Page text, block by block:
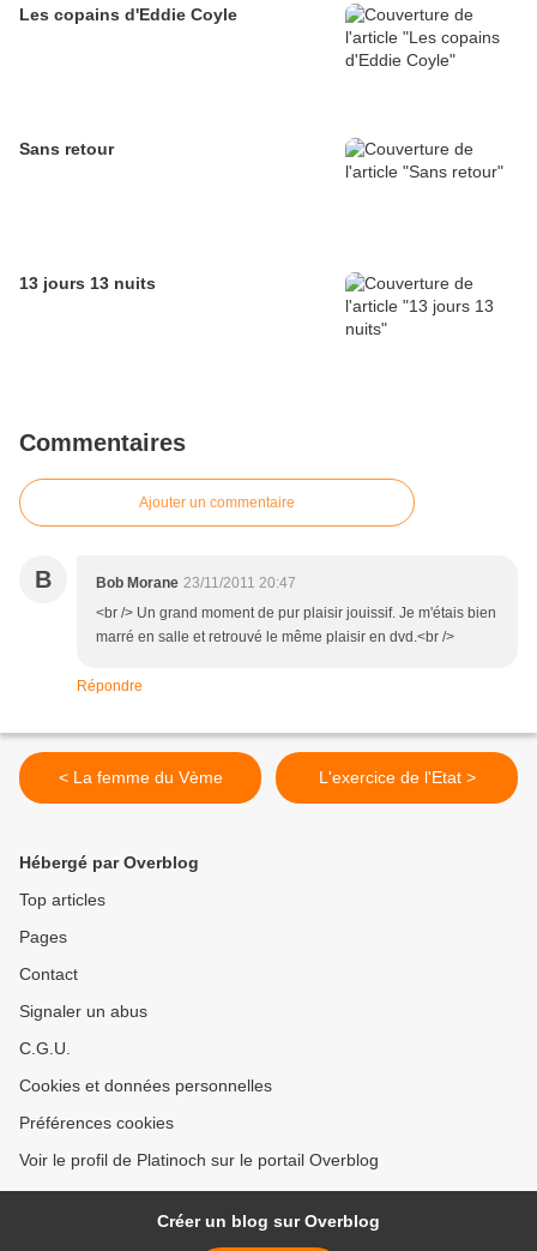
Les copains d'Eddie Coyle
Sans retour
13 jours 13 nuits
Commentaires
Ajouter un commentaire
B Bob Morane 23/11/2011 20:47
<br /> Un grand moment de pur plaisir jouissif. Je m'étais bien
marré en salle et retrouvé le même plaisir en dvd.<br />
Répondre
< La femme du Vème L'exercice de l'Etat >
Hébergé par Overblog
Top articles
Pages
Contact
Signaler un abus
C.G.U.
Cookies et données personnelles
Préférences cookies
Voir le profil de Platinoch sur le portail Overblog
Créer un blog sur Overblog